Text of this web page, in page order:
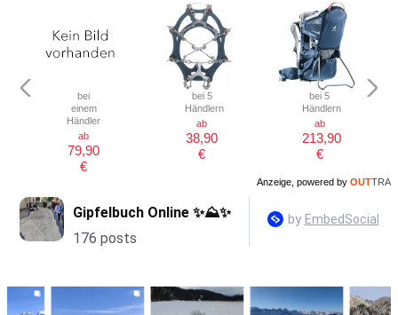
bei
einem
Händler
ab
79,90
€
bei 5
Händlern
ab
38,90
€
bei 5
Händlern
ab
213,90
€
Anzeige, powered by OUTTRA